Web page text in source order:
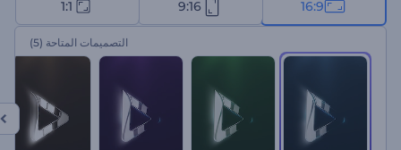
16:9
9:16
1:1
التصميمات المتاحة (5)